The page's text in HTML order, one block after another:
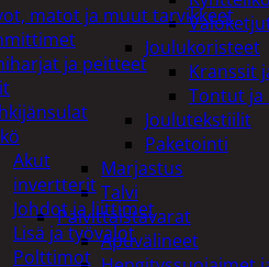
Joulukoristeet
Kranssit
Tontut
Joulutekstiilit
Paketointi
Marjastus
Talvi
Päivittäistavarat
Apuvälineet
matot ja muut tarvikkeet
ja peitteet
Akut
invertterit
Johdot ja liittimet
Lisä ja työvalot
Polttimot